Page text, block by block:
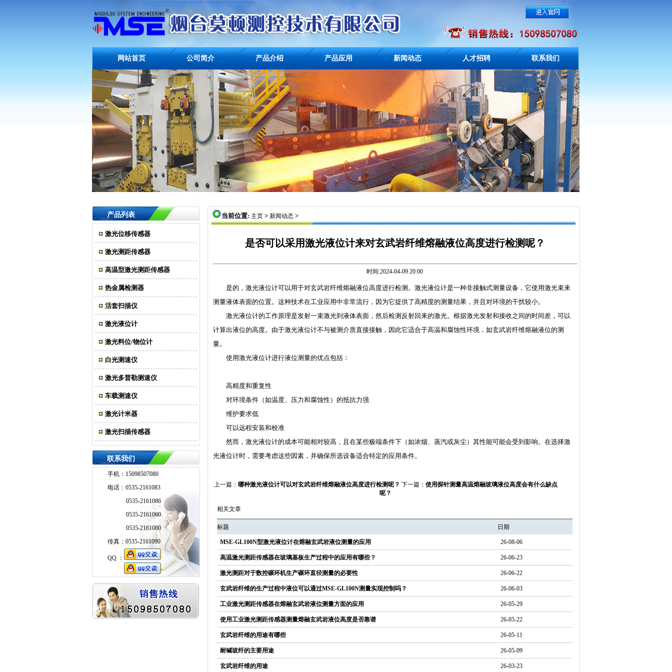
网站首页 公司简介 产品介绍 产品应用 新闻动态 人才招聘 联系我们
产品列表
激光位移传感器
激光测距传感器
高温型激光测距传感器
热金属检测器
活套扫描仪
激光液位计
激光料位/物位计
白光测速仪
激光多普勒测速仪
车载测速仪
激光计米器
激光扫描传感器
联系我们
手机：15098507080
电话：0535-2161083
0535-2161086
0535-2161060
0535-2161080
传真：0535-2161090
QQ ：
当前位置: 主页 > 新闻动态 >
是否可以采用激光液位计来对玄武岩纤维熔融液位高度进行检测呢？
时间:2024-04-09 20:00
是的，激光液位计可以用于对玄武岩纤维熔融液位高度进行检测。激光液位计是一种非接触式测量设备，它使用激光束来
测量液体表面的位置。这种技术在工业应用中非常流行，因为它提供了高精度的测量结果，并且对环境的干扰较小。
激光液位计的工作原理是发射一束激光到液体表面，然后检测反射回来的激光。根据激光发射和接收之间的时间差，可以
计算出液位的高度。由于激光液位计不与被测介质直接接触，因此它适合于高温和腐蚀性环境，如玄武岩纤维熔融液位的测
量。
使用激光液位计进行液位测量的优点包括：
高精度和重复性
对环境条件（如温度、压力和腐蚀性）的抵抗力强
维护要求低
可以远程安装和校准
然而，激光液位计的成本可能相对较高，且在某些极端条件下（如浓烟、蒸汽或灰尘）其性能可能会受到影响。在选择激
光液位计时，需要考虑这些因素，并确保所选设备适合特定的应用条件。
上一篇： 哪种激光液位计可以对玄武岩纤维熔融液位高度进行检测呢？ 下一篇： 使用探针测量高温熔融玻璃液位高度会有什么缺点
呢？
相关文章
标题 日期
MSE-GL100N型激光液位计在熔融玄武岩液位测量的应用 26-08-06
高温激光测距传感器在玻璃基板生产过程中的应用有哪些？ 26-06-23
激光测距对于数控碾环机生产碾环直径测量的必要性 26-06-22
玄武岩纤维的生产过程中液位可以通过MSE-GL100N测量实现控制吗？ 26-06-03
工业激光测距传感器在熔融玄武岩液位测量方面的应用 26-05-29
使用工业激光测距传感器测量熔融玄武岩液位高度是否靠谱 26-05-22
玄武岩纤维的用途有哪些 26-05-11
耐碱玻纤的主要用途 26-05-09
玄武岩纤维的用途 26-03-23